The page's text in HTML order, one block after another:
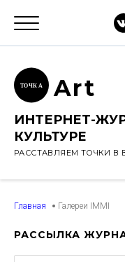
ТОЧК А Art
ИНТЕРНЕТ-
КУЛЬТУРЕ
РАССТАВЛЯЕМ ТОЧКИ В
Главная Галереи IMMI
РАССЫЛКА